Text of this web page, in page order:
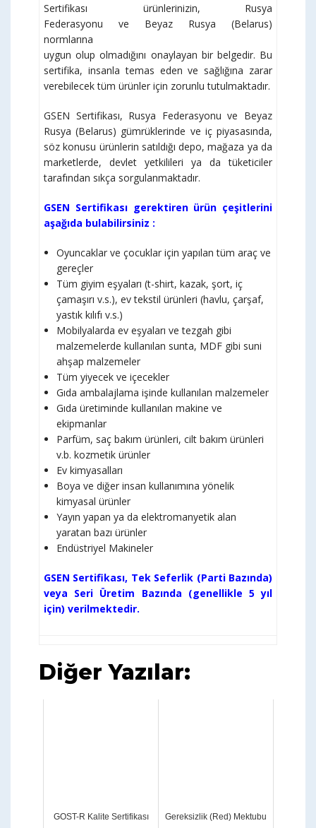
ürünlerinizin, Rusya
Federasyonu ve Beyaz Rusya (Belarus)
normlarına
uygun olup olmadığını onaylayan bir belgedir. Bu
sertifika, insanla temas eden ve sağlığına zarar
verebilecek tüm ürünler için zorunlu tutulmaktadır.
GSEN Sertifikası, Rusya Federasyonu ve Beyaz
Rusya (Belarus) gümrüklerinde ve iç piyasasında,
söz konusu ürünlerin satıldığı depo, mağaza ya da
marketlerde, devlet yetkilileri ya da tüketiciler
tarafından sıkça sorgulanmaktadır.
GSEN Sertifikası gerektiren ürün çeşitlerini
aşağıda bulabilirsiniz :
Oyuncaklar ve çocuklar için yapılan tüm araç ve
gereçler
Tüm giyim eşyaları (t-shirt, kazak, şort, iç
çamaşırı v.s.), ev tekstil ürünleri (havlu, çarşaf,
yastık kılıfı v.s.)
Mobilyalarda ev eşyaları ve tezgah gibi
malzemelerde kullanılan sunta, MDF gibi suni
ahşap malzemeler
Tüm yiyecek ve içecekler
Gıda ambalajlama işinde kullanılan malzemeler
Gıda üretiminde kullanılan makine ve
ekipmanlar
Parfüm, saç bakım ürünleri, cilt bakım ürünleri
v.b. kozmetik ürünler
Ev kimyasalları
Boya ve diğer insan kullanımına yönelik
kimyasal ürünler
Yayın yapan ya da elektromanyetik alan
yaratan bazı ürünler
Endüstriyel Makineler
GSEN Sertifikası, Tek Seferlik (Parti Bazında)
veya Seri Üretim Bazında (genellikle 5 yıl
için) verilmektedir.
Diğer Yazılar:
GOST-R Kalite Sertifikası Gereksizlik (Red) Mektubu